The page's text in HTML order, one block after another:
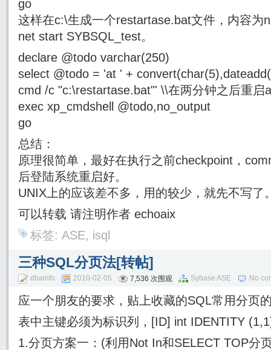
go
这样在c:\生成一个restartase.bat文件，内容为
net start SYBSQL_test。
declare @todo varchar(250)
select @todo = 'at ' +
cmd /c "c:\restartase.bat"' \\在两分钟之后重启
exec xp_cmdshell @todo,no_output
go
总结：
原理很简单，最好在执行之前checkpoint，
后登陆系统重启好。
UNIX上的应该差不多，用的较少，就先不写了
可以转载 请注明作者 echoaix
标签: ASE, isql
三种SQL分页法[转帖]
dbainfo 2010-02-05 7,536 次围观 Sybase ASE No
应一个朋友的要求，贴上收藏的SQL常用分页
表中主键必须为标识列，[ID] int IDENTITY
1.分页方案一：(利用Not In和SELECT TOP分